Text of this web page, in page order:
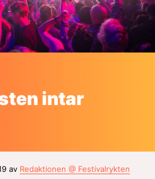
intar
av Redaktionen @ Festivalrykten